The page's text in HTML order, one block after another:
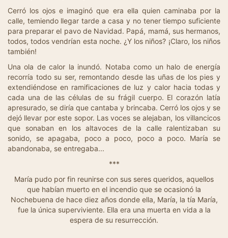
Cerró los ojos e imaginó que era ella quien caminaba por la
calle, temiendo llegar tarde a casa y no tener tiempo suficiente
para preparar el pavo de Navidad. Papá, mamá, sus hermanos,
todos, todos vendrían esta noche. ¿Y los niños? ¡Claro, los niños
también!
Una ola de calor la inundó. Notaba como un halo de energía
recorría todo su ser, remontando desde las uñas de los pies y
extendiéndose en ramificaciones de luz y calor hacia todas y
cada una de las células de su frágil cuerpo. El corazón latía
apresurado, se diría que cantaba y brincaba. Cerró los ojos y se
dejó llevar por este sopor. Las voces se alejaban, los villancicos
que sonaban en los altavoces de la calle ralentizaban su
sonido, se apagaba, poco a poco, poco a poco. María se
abandonaba, se entregaba...
***
María pudo por fin reunirse con sus seres queridos, aquellos
que habían muerto en el incendio que se ocasionó la
Nochebuena de hace diez años donde ella, María, la tía María,
fue la única superviviente. Ella era una muerta en vida a la
espera de su resurrección.